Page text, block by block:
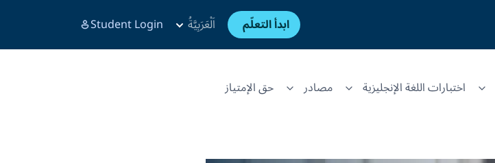
ابدأ التعلّم اَلْعَرَبِيَّةُ Student Login
اختبارات اللغة الإنجليزية مصادر حق الإمتياز